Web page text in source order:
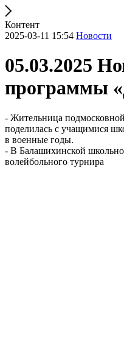
Контент
2025-03-11 15:54 Новости
05.03.2025
программы
- Жительница
поделилась с учащимися
в военные годы.
- В Балашихинской
волейбольного турнира